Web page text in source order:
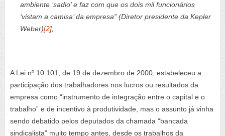
ambiente ‘sadio’ e faz com que os dois mil funcionários
‘vistam a camisa’ da empresa” (Diretor presidente da Kepler
Weber)[2],
A Lei nº 10.101, de 19 de dezembro de 2000, estabeleceu a
participação dos trabalhadores nos lucros ou resultados da
empresa como “instrumento de integração entre o capital e o
trabalho” e de incentivo à produtividade, mas o assunto já vinha
sendo debatido pelos deputados da chamada “bancada
sindicalista” muito tempo antes, desde os trabalhos da